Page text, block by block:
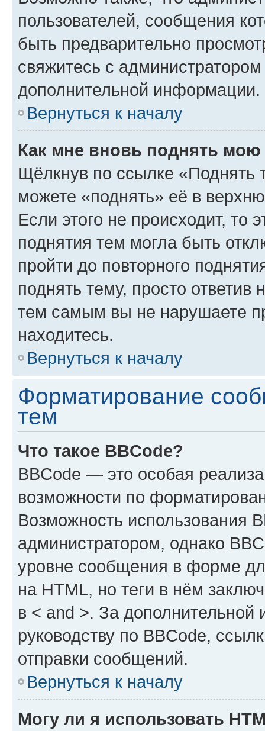
пользователей, сообщения
быть предварительно
свяжитесь с
дополнительной информации.
Вернуться к началу
Как мне вновь поднять мою
Щёлкнув по ссылке «Поднять
можете «поднять» её в
Если этого не происходит, то
поднятия тем могла быть
пройти до повторного
поднять тему, просто ответив
тем самым вы не нарушаете
находитесь.
Вернуться к началу
Форматирование
тем
Что такое BBCode?
BBCode — это особая
возможности по
Возможность использования
администратором, однако
уровне сообщения в форме
на HTML, но теги в нём
в < and >. За
руководству по BBCode,
отправки сообщений.
Вернуться к началу
Могу ли я использовать